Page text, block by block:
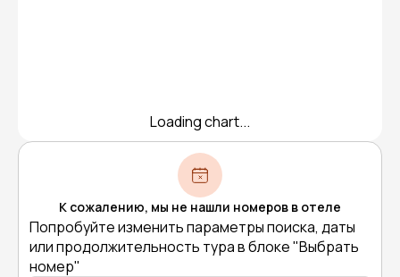
Loading chart...
К сожалению, мы не нашли номеров в отеле
Попробуйте изменить параметры поиска, даты
или продолжительность тура в блоке "Выбрать
номер"